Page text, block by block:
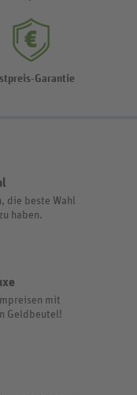
Garantie
die beste Wahl
haben.
mit
Geldbeutel!